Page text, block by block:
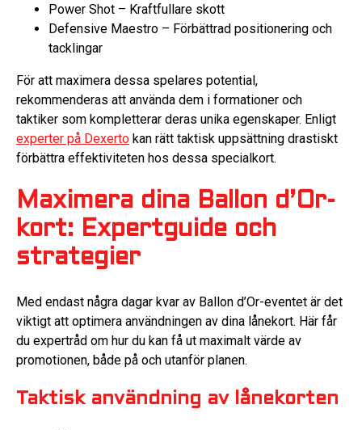
Power Shot – Kraftfullare skott
Defensive Maestro – Förbättrad positionering och
tacklingar
För att maximera dessa spelares potential,
rekommenderas att använda dem i formationer och
taktiker som kompletterar deras unika egenskaper. Enligt
experter på Dexerto kan rätt taktisk uppsättning drastiskt
förbättra effektiviteten hos dessa specialkort.
Maximera dina Ballon d’Or-
kort: Expertguide och
strategier
Med endast några dagar kvar av Ballon d’Or-eventet är det
viktigt att optimera användningen av dina lånekort. Här får
du expertråd om hur du kan få ut maximalt värde av
promotionen, både på och utanför planen.
Taktisk användning av lånekorten